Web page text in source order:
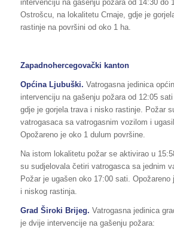
intervenciju na gašenju požara od 14:30 do
Ostrošcu, na lokalitetu Crnaje, gdje je
rastinje na površini od oko 1 ha.
Zapadnohercegovački kanton
Općina Ljubuški. Vatrogasna jedinica
intervenciju na gašenju požara od 12:05
gdje je gorjela trava i nisko rastinje. Požar
vatrogasaca sa vatrogasnim vozilom i
Opožareno je oko 1 dulum površine.
Na istom lokalitetu požar se aktivirao u
su sudjelovala četiri vatrogasca sa jednim
Požar je ugašen oko 17:00 sati.
i niskog rastinja.
Grad Široki Brijeg. Vatrogasna jedinica
je dvije intervencije na gašenju požara: